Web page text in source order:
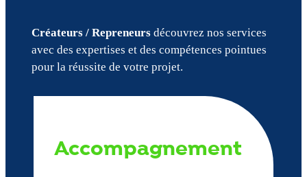
Créateurs / Repreneursdécouvrez nos services
avec des expertises et des compétences pointues
pour la réussite de votre projet.
Accompagnement